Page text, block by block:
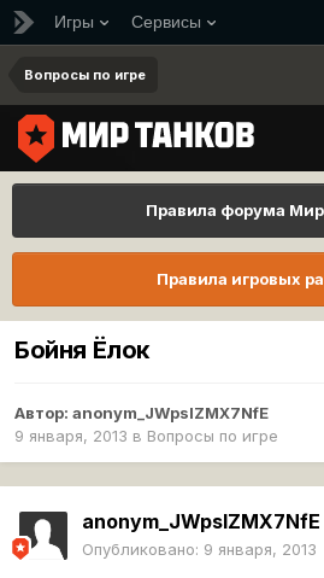
Игры Сервисы
Вопросы по игре
Правила форума
Правила игровых
Бойня Ёлок
Автор: anonym_JWpslZMX7NfE
9 января, 2013 в Вопросы по игре
anonym_JWpslZMX7NfE
Опубликовано: 9 января, 2013